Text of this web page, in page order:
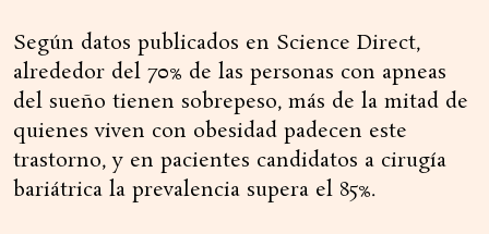
Según datos publicados en Science Direct,
alrededor del 70% de las personas con apneas
del sueño tienen sobrepeso, más de la mitad de
quienes viven con obesidad padecen este
trastorno, y en pacientes candidatos a cirugía
bariátrica la prevalencia supera el 85%.